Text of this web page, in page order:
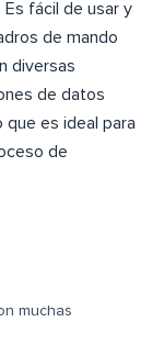
fácil de usar y
de mando
diversas
de datos
es ideal para
de
muchas